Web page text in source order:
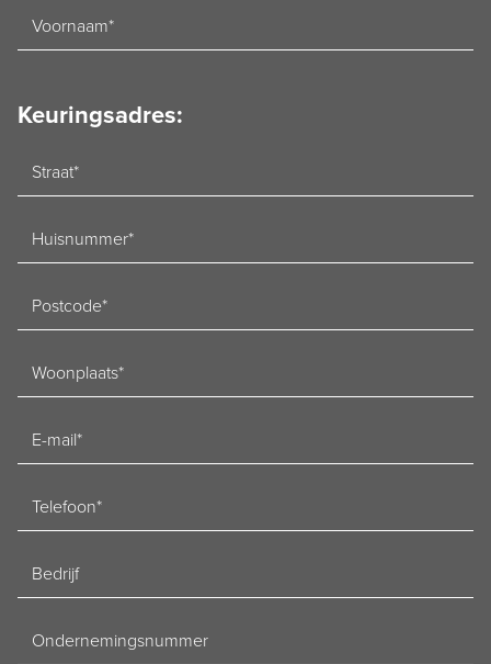
Voornaam
Keuringsadres:
Straat
Huisnummer
Postcode
Woonplaats
mailadres
Telefoon
Bedrijf
Ondernemingsnummer